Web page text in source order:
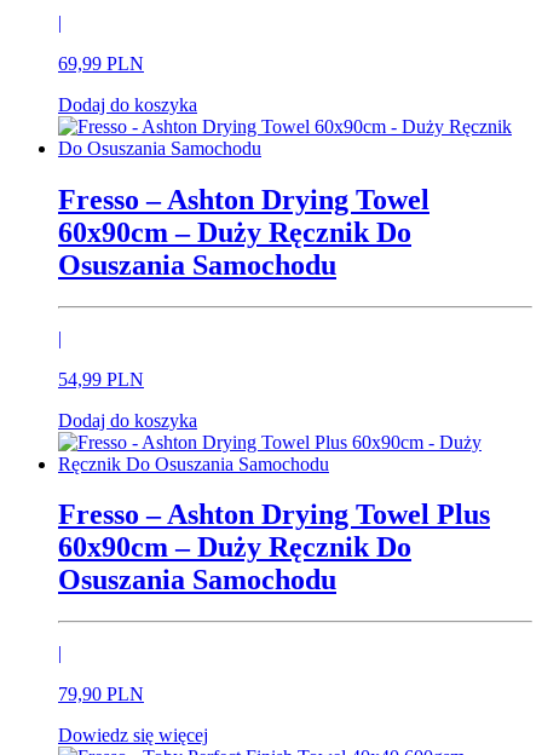
|
69,99 PLN
Dodaj do koszyka
Fresso – Ashton Drying Towel
60x90cm – Duży Ręcznik Do
Osuszania Samochodu
|
54,99 PLN
Dodaj do koszyka
Fresso – Ashton Drying Towel Plus
60x90cm – Duży Ręcznik Do
Osuszania Samochodu
|
79,90 PLN
Dowiedz się więcej